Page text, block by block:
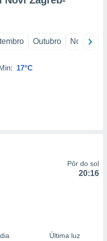
Outubro Novembro
17°C
Pôr do sol
20:16
Última luz